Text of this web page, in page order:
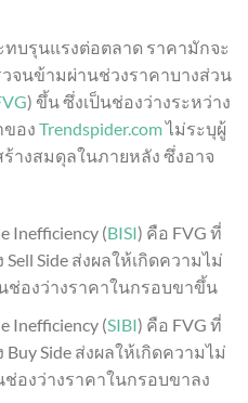
บรุนแรงต่อตลาด ราคามักจะ
วจนข้ามผ่านช่วงราคาบางส่วน
) ขึ้น ซึ่งเป็นช่องว่างระหว่าง
ของ Trendspider.comไม่ระบุผู้
างสมดุลในภายหลัง ซึ่งอาจ
Inefficiency (BISI) คือ FVG ที่
Side ส่งผลให้เกิดความไม่
ช่องว่างราคาในกรอบขาขึ้น
Inefficiency (SIBI) คือ FVG ที่
Side ส่งผลให้เกิดความไม่
ช่องว่างราคาในกรอบขาลง